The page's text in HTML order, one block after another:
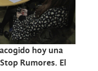
hoy una
Rumores. El